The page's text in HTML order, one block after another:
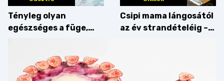
Tényleg olyan
egészséges a füge,
Csipi mama lángosától
az év strandételéig –